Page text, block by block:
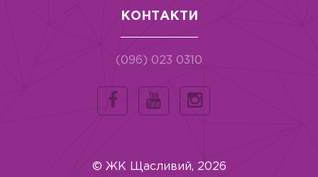
КОНТАКТИ
(096) 023 0310
© ЖК Щасливий, 2026